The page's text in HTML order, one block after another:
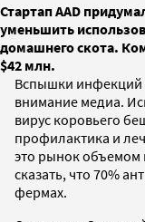
Стартап ААD
уменьшить
домашнего скота.
$42 млн.
Вспышки инфекций
внимание медиа.
вирус коровьего
профилактика и
это рынок объемом
сказать, что 70%
фермах.